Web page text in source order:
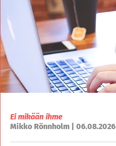
Ei mikään ihme
Mikko Rönnholm | 06.08.2026